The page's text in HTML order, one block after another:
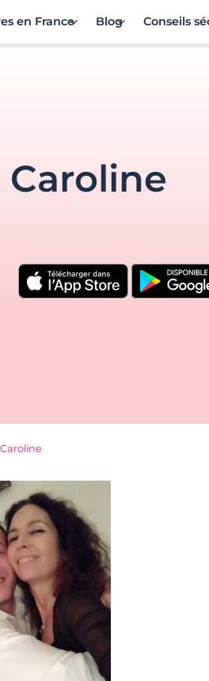
en France Blog Conseils